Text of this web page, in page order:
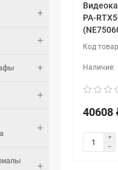
PA-
40608